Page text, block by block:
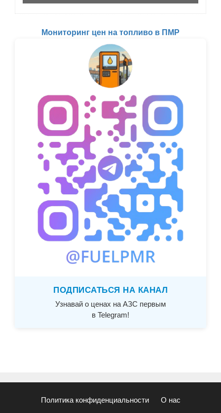
Мониторинг цен на топливо в ПМР
ПОДПИСАТЬСЯ НА КАНАЛ
Узнавай о ценах на АЗС первым
в Telegram!
Политика конфиденциальности О нас